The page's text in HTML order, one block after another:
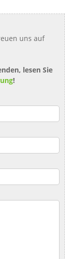
uns auf
lesen Sie
!